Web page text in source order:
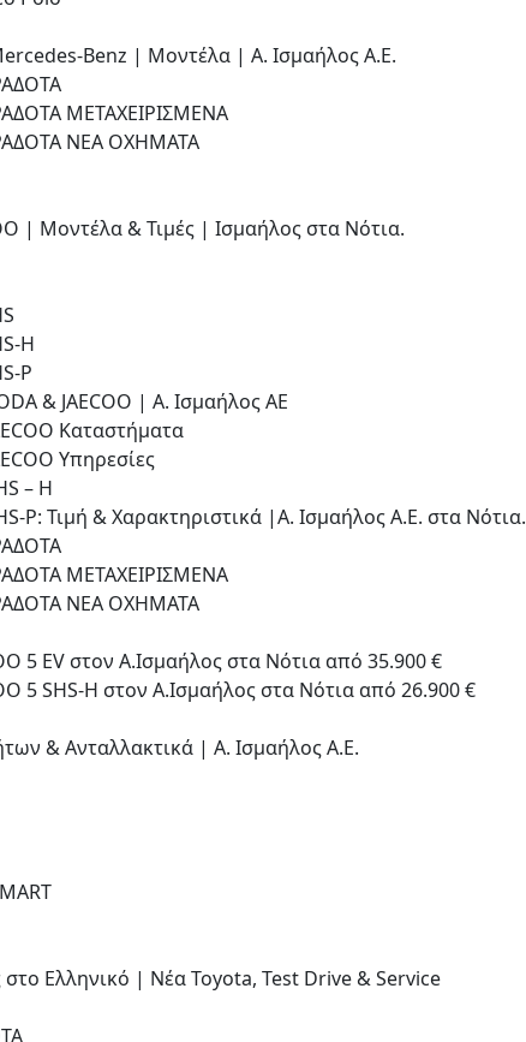
Benz | Μοντέλα | Α. Ισμαήλος Α.Ε.
ΜΕΤΑΧΕΙΡΙΣΜΕΝΑ
ΝΕΑ ΟΧΗΜΑΤΑ
| Μοντέλα & Τιμές | Ισμαήλος στα Νότια.
H
P
& JAECOO | Α. Ισμαήλος ΑΕ
Καταστήματα
Υπηρεσίες
– H
P: Τιμή & Χαρακτηριστικά |Α. Ισμαήλος Α.Ε. στα Νότια.
ΜΕΤΑΧΕΙΡΙΣΜΕΝΑ
ΝΕΑ ΟΧΗΜΑΤΑ
5 EV στον Α.Ισμαήλος στα Νότια από 35.900 €
5 SHS-H στον Α.Ισμαήλος στα Νότια από 26.900 €
& Ανταλλακτικά | Α. Ισμαήλος Α.Ε.
στο Ελληνικό | Νέα Toyota, Test Drive & Service